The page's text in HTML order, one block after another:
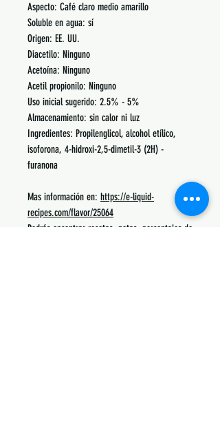
Aspecto: Café claro medio amarillo
Soluble en agua: sí
Origen: EE. UU.
Diacetilo: Ninguno
Acetoína: Ninguno
Acetil propionilo: Ninguno
Uso inicial sugerido: 2.5% - 5%
Almacenamiento: sin calor ni luz
Ingredientes: Propilenglicol, alcohol etílico,
isoforona, 4-hidroxi-2,5-dimetil-3 (2H) -
furanona
Mas información en: https://e-liquid-
recipes.com/flavor/25064
Podrás encontrar recetas, notas, porcentajes de